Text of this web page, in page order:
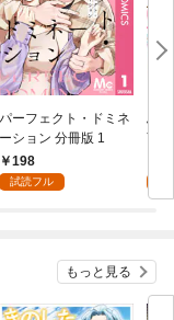
パーフェクト・ドミネ
ーション 分冊版 1
198
試読フル
ふ
言
もっと見る